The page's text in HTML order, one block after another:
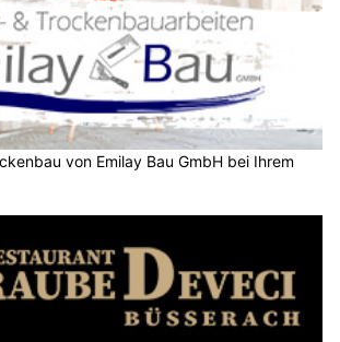
von Emilay Bau GmbH bei Ihrem